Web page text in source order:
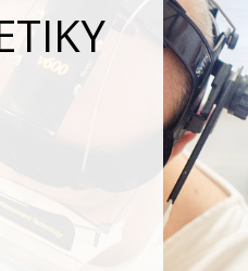
ale